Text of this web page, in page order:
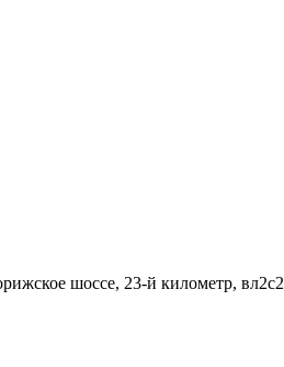
шоссе, 23-й километр, вл2с2